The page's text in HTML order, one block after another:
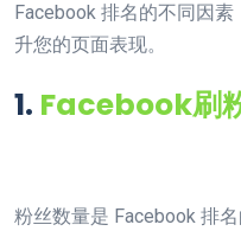
Facebook 排名的不同因
升您的页面表现。
1. Facebook刷
粉丝数量是 Facebook 排